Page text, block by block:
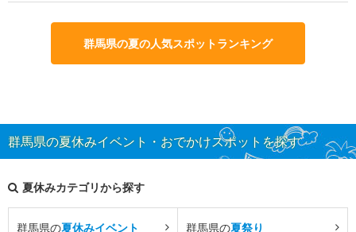
群馬県の夏の人気スポットランキング
群馬県の夏休みイベント・おでかけスポットを探す
夏休みカテゴリから探す
群馬県の夏休みイベント 群馬県の夏祭り